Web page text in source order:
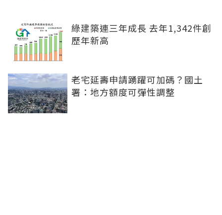
綠建築連三年成長 去年1,342件創
歷年新高
老宅延壽申請踴躍可加碼？國土
署：地方額度可彈性調整